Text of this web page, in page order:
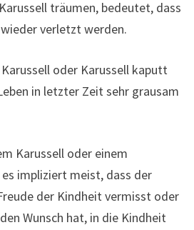
träumen, bedeutet, dass
verletzt werden.
oder Karussell kaputt
in letzter Zeit sehr grausam
Karussell oder einem
impliziert meist, dass der
der Kindheit vermisst oder
Wunsch hat, in die Kindheit